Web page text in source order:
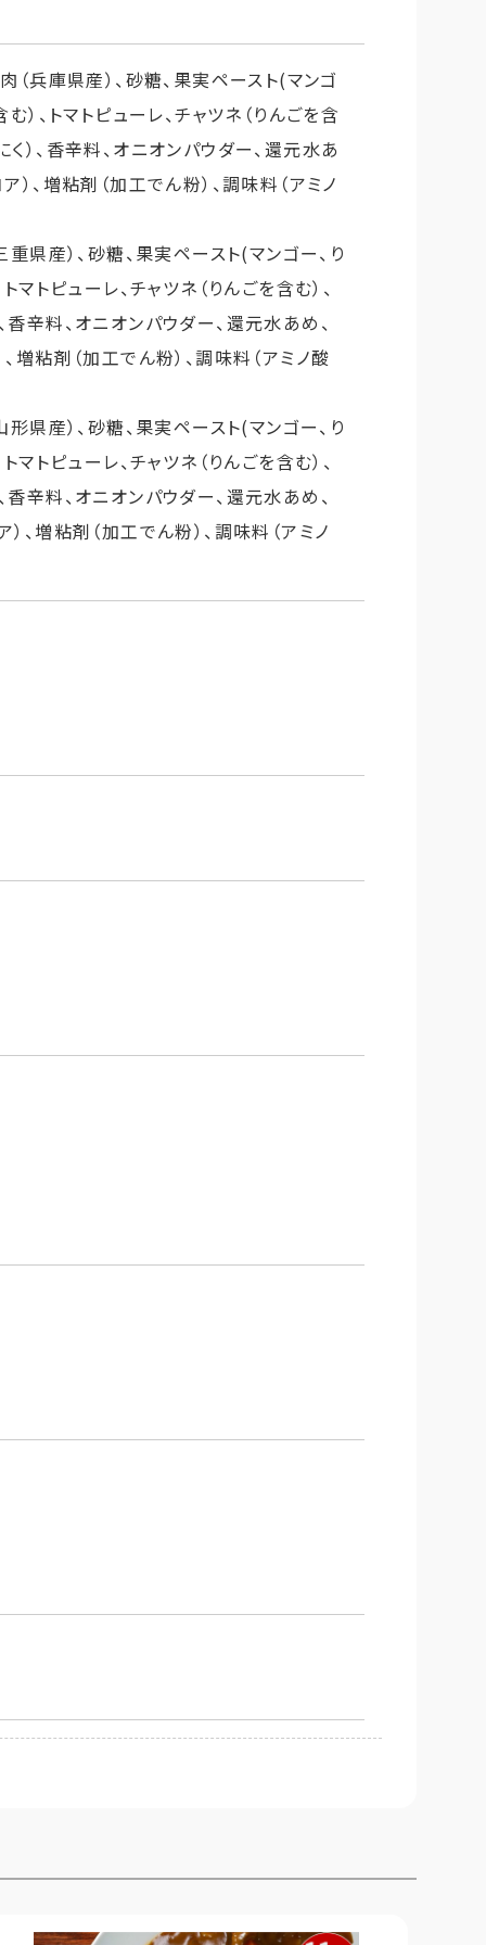
（兵庫県産）、砂糖、果実ペースト(マンゴ
）、トマトピューレ、チャツネ（りんごを含
）、香辛料、オニオンパウダー、還元水あ
、増粘剤（加工でん粉）、調味料（アミノ
県産）、砂糖、果実ペースト(マンゴー、り
マトピューレ、チャツネ（りんごを含む）、
辛料、オニオンパウダー、還元水あめ、
増粘剤（加工でん粉）、調味料（アミノ酸
県産）、砂糖、果実ペースト(マンゴー、り
マトピューレ、チャツネ（りんごを含む）、
辛料、オニオンパウダー、還元水あめ、
増粘剤（加工でん粉）、調味料（アミノ